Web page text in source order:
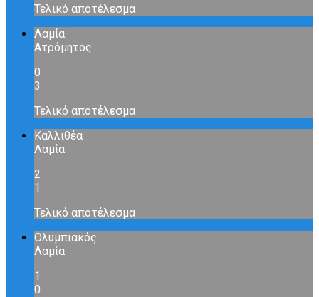
Τελικό αποτέλεσμα
Λαμία
Ατρόμητος
0
3
Τελικό αποτέλεσμα
Καλλιθέα
Λαμία
2
1
Τελικό αποτέλεσμα
Ολυμπιακός
Λαμία
1
0